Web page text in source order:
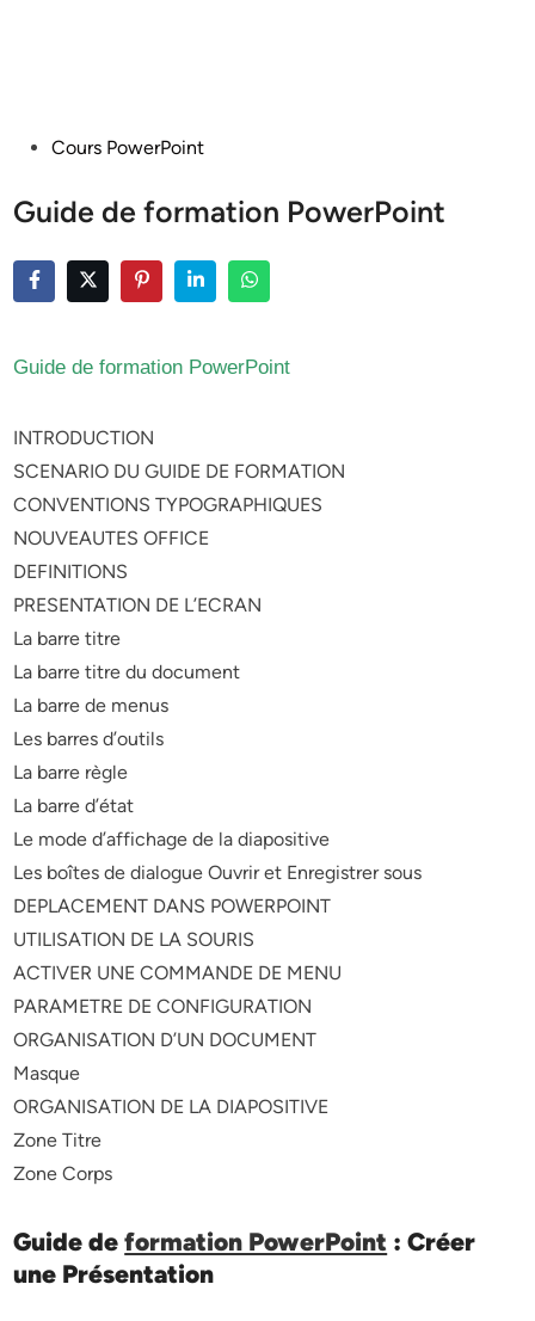
PostedCours PowerPoint
Guide de formation PowerPoint
Guide de formation PowerPoint
INTRODUCTION
SCENARIO DU GUIDE DE FORMATION
CONVENTIONS TYPOGRAPHIQUES
NOUVEAUTES OFFICE
DEFINITIONS
PRESENTATION DE L’ECRAN
La barre titre
La barre titre du document
La barre de menus
Les barres d’outils
La barre règle
La barre d’état
Le mode d’affichage de la diapositive
Les boîtes de dialogue Ouvrir et Enregistrer sous
DEPLACEMENT DANS POWERPOINT
UTILISATION DE LA SOURIS
ACTIVER UNE COMMANDE DE MENU
PARAMETRE DE CONFIGURATION
ORGANISATION D’UN DOCUMENT
Masque
ORGANISATION DE LA DIAPOSITIVE
Zone Titre
Zone Corps
Guide deformation PowerPoint : Créer
une Présentation